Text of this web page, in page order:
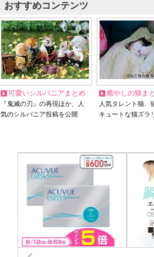
おすすめコンテンツ
可愛いシルバニアまとめ
『鬼滅の刃』の再現ほか、人
気のシルバニア投稿を公開
癒やしの猫ま
人気タレント猫
キュートな猫ズラ